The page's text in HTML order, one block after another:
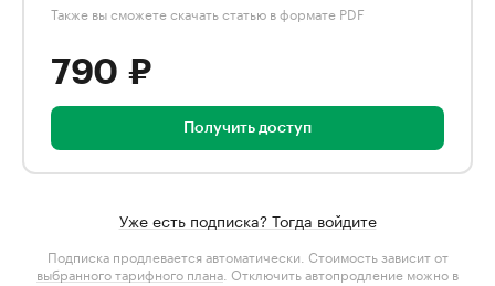
Также вы сможете скачать статью в формате PDF
790 ₽
Получить доступ
Уже есть подписка? Тогда войдите
Подписка продлевается автоматически. Стоимость зависит от
выбранного тарифного плана . Отключить автопродление можно в